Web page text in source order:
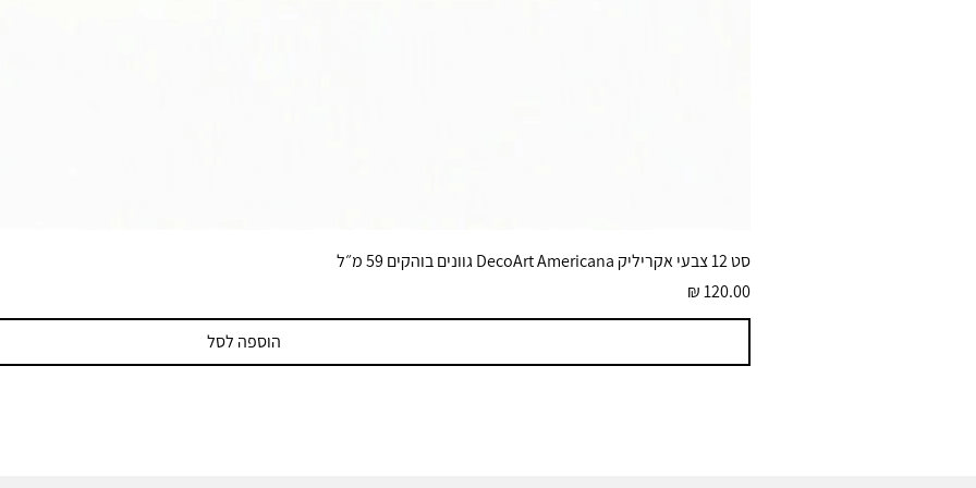
סט 12 צבעי אקריליק DecoArt Americana גוונים בוהקים 59 מ״ל
מחיר
הוספה לסל